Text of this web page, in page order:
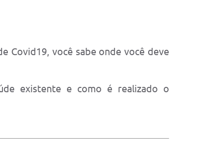
Covid19, você sabe onde você deve
existente e como é realizado o